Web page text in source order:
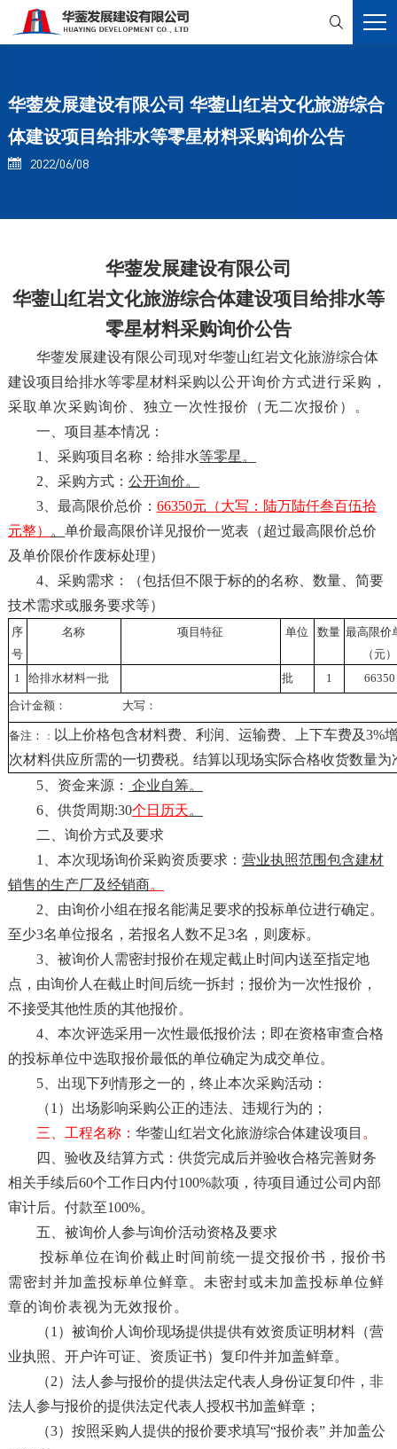

华蓥发展建设有限公司 华蓥山红岩文化旅游综合
体建设项目给排水等零星材料采购询价公告
 2022/06/08
华蓥发展建设有限公司
华蓥山红岩文化旅游综合体建设项目给排水等
零星材料采购询价公告
华蓥发展建设有限公司 现对华蓥山红岩文化旅游综合体
建设项目给排水等零星材料采购 以公开询价方式进行采购，
采取单次采购询价、独立一次性报价（无二次报价）。
一、项目基本情况：
1
、采购项目名称： 给排水等零星 。
2 、采购方式： 公开询价。
3、最高限价总价： 66350元（大写： 陆万陆仟叁百伍拾
元整） 。 单价最高限价详见报价一览表（超过最高限价总价
及单价限价作废标处理）
4、采购需求：（包括但不限于标的的名称、数量、简要
技术需求或服务要求等）
序
号
名称 项目特征 单位 数量 最高限价
（元）
1
给排水材料一批 批 1 66350
合计金额： 大写：
备注： ： 以上价格包含材料费、利润、运输费、上下车费及3%
次材料供应所需的一切费税。结算以现场实际合格收货数量为
5、资金来源：
企业自筹。
6、 供货周期:30个日历天。
二、询价方式及要求
1、本次现场询价采购资质要求： 营业执照范围包含建材
销售的生产厂及经销商。
2、由询价小组在报名能满足要求的投标单位进行确定。
至少3名单位报名，若报名人数不足3名，则废标。
3、被询价人需密封报价在规定截止时间内送至指定地
点，由询价人在截止时间后统一拆封；报价为一次性报价，
不接受其他性质的其他报价。
4、本次评选采用一次性最低报价法；即在资格审查合格
的投标单位中选取报价最低的单位确定为成交单位。
5、出现下列情形之一的，终止本次采购活动：
（1）出场影响采购公正的违法、违规行为的；
三、 工程名称： 华蓥山红岩文化旅游综合体建设项目 。
四、验收及结算方式： 供货完成后并验收合格完善财务
相关手续后60个工作日内付100%款项，待项目通过公司内部
审计后。付款至100%。
五、被询价人参与询价活动资格及要求
投标单位在询价截止时间前统一提交报价书，报价书
需密封并加盖投标单位鲜章。未密封或未加盖投标单位鲜
章的询价表视为无效报价。
（1）被询价人询价现场提供提供有效资质证明材料（营
业执照、开户许可证
资质证书）复印件并加盖鲜章。
（2）法人参与报价的提供法定代表人身份证复印件，非
法人参与报价的提供法定代表人授权书加盖鲜章；
（3）按照采购人提供的报价要求填写“报价表” 并加盖公